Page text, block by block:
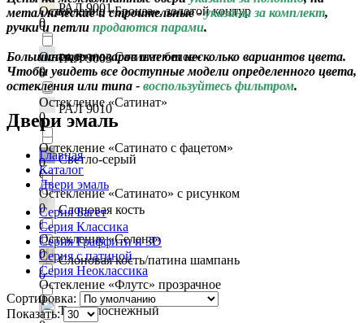
РАЛ 9001
0
РАЛ 9003
0
РАЛ 9010
0
Светло-серый
0
Слоновая кость
0
Слоновая кость/патина шампань
0
Тон белоснежный
Остекление «Бронза», золотой контур
0
Остекление «Сатинат белое»
0
Остекление «Сатинат»
0
Остекление «Сатинато с фацетом»
0
Остекление «Сатинато» c рисунком
0
Остекление «Селена»
0
Остекление «Флутс» прозрачное
0
металлические и строительные -указаны за комплект,
ручки и петли продаются парами.
Большинство товаров имеют несколько вариантов цвета.
Чтобы увидеть все доступные модели определенного цвета,
остекления или типа - воспользуйтесь фильтром.
Двери эмаль
Главная
Каталог
Двери эмаль
Серия Багет
Серия Классика
Серия Граффити и 3D
Серия с патиной
Серия Неоклассика
Сортировка:
Показать: